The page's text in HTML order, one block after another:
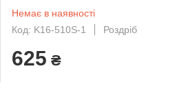
Немає в наявності
Код: K16-510S-1
Роздріб
625 ₴